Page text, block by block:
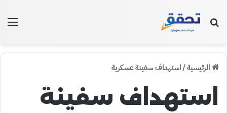
بحث عن
الرئيسية/استهداف سفينة عسكرية
استهداف سفينة